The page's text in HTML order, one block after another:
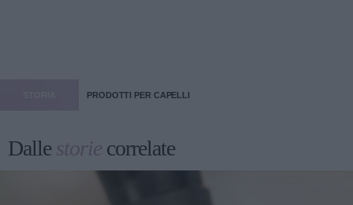
PRODOTTI PER CAPELLI
Dallestorie correlate